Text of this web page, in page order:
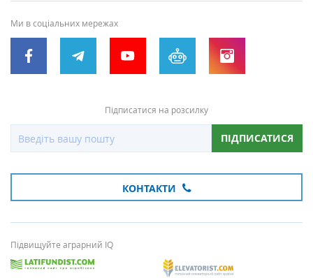
Ми в соціальних мережах
Підписатися на розсилку
ПІДПИСАТИСЯ
КОНТАКТИ
Підвищуйте аграрний IQ